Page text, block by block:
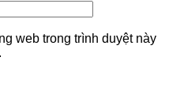
web trong trình duyệt này